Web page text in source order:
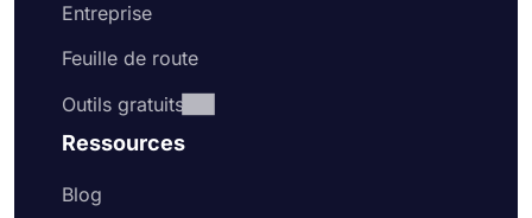
Entreprise
Feuille de route
Outils gratuits
Ressources
Blog